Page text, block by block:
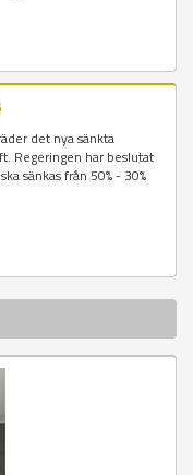
det nya sänkta
Regeringen har beslutat
sänkas från 50% - 30%